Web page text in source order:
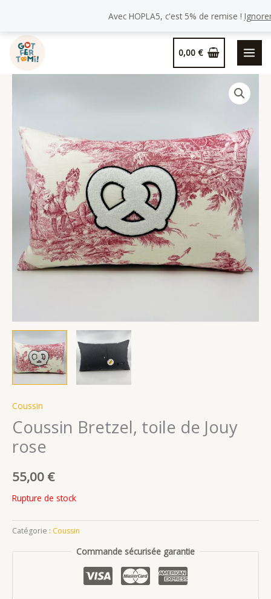
Avec HOPLA5, c'est 5% de remise !
0,00€
Coussin
Coussin Bretzel, toile de Jouy
rose
55,00 €
Rupture de stock
Catégorie : Coussin
Commande sécurisée garantie